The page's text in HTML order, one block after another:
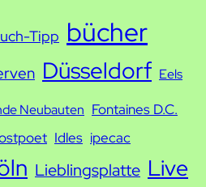
Tipp bücher
Düsseldorf Eels
Neubauten Fontaines D.C.
Idles ipecac
Lieblingsplatte Live